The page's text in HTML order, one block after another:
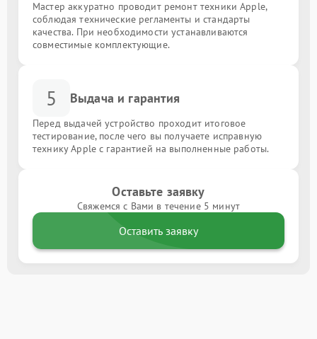
Мастер аккуратно проводит ремонт техники Apple,
соблюдая технические регламенты и стандарты
качества. При необходимости устанавливаются
совместимые комплектующие.
5 Выдача и гарантия
Перед выдачей устройство проходит итоговое
тестирование, после чего вы получаете исправную
технику Apple с гарантией на выполненные работы.
Оставьте заявку
Свяжемся с Вами в течение 5 минут
Оставить заявку